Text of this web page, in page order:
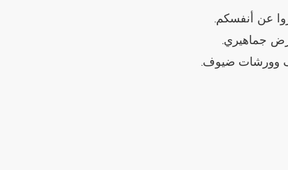
عن أنفسكم.
جماهيري.
وورشات ضيوف.